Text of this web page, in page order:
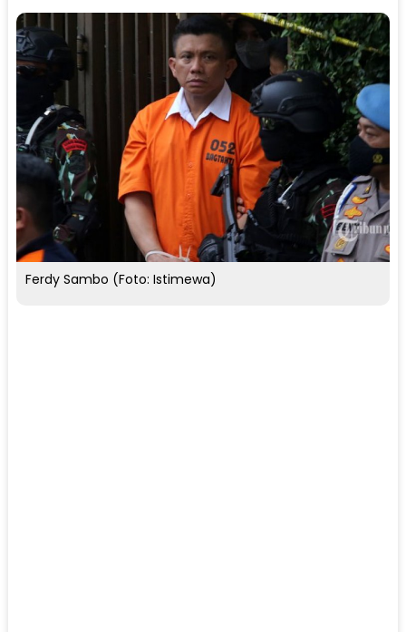
Ferdy Sambo (Foto: Istimewa)